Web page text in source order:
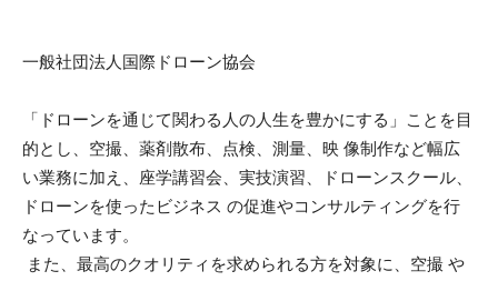
一般社団法人国際ドローン協会
「ドローンを通じて関わる人の人生を豊かにする」ことを目
的とし、空撮、薬剤散布、点検、測量、映 像制作など幅広
い業務に加え、座学講習会、実技演習、ドローンスクール、
ドローンを使ったビジネス の促進やコンサルティングを行
なっています。
また、最高のクオリティを求められる方を対象に、空撮 や